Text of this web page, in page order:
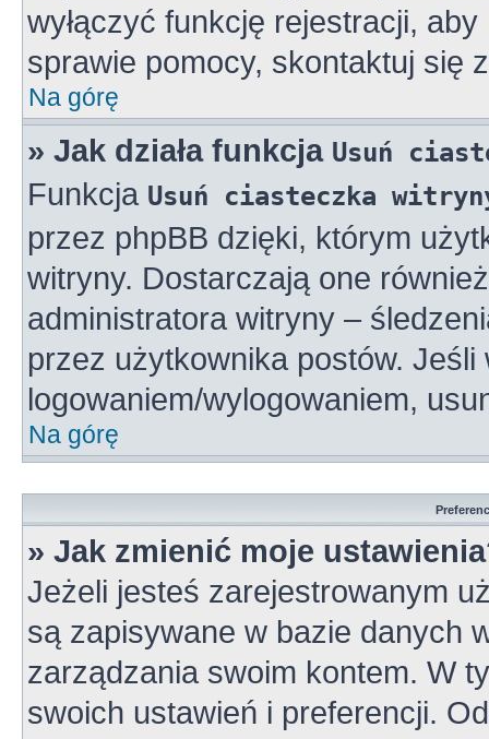
wyłączyć funkcję rejestracji,
sprawie pomocy, skontaktuj się
Na górę
» Jak działa funkcja Usuń
Funkcja Usuń ciasteczka
przez phpBB dzięki, którym
witryny. Dostarczają one
administratora witryny –
przez użytkownika postów.
logowaniem/wylogowaniem,
Na górę
» Jak zmienić moje
Jeżeli jesteś zarejestrowanym
są zapisywane w bazie danych
zarządzania swoim kontem. W
swoich ustawień i preferencji.